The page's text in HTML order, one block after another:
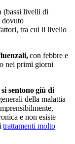
(bassi livelli di
dovuto
tra cui il livello
con febbre e
nei primi giorni
si sentonogiù di
della malattia
e non esiste
trattamenti molto